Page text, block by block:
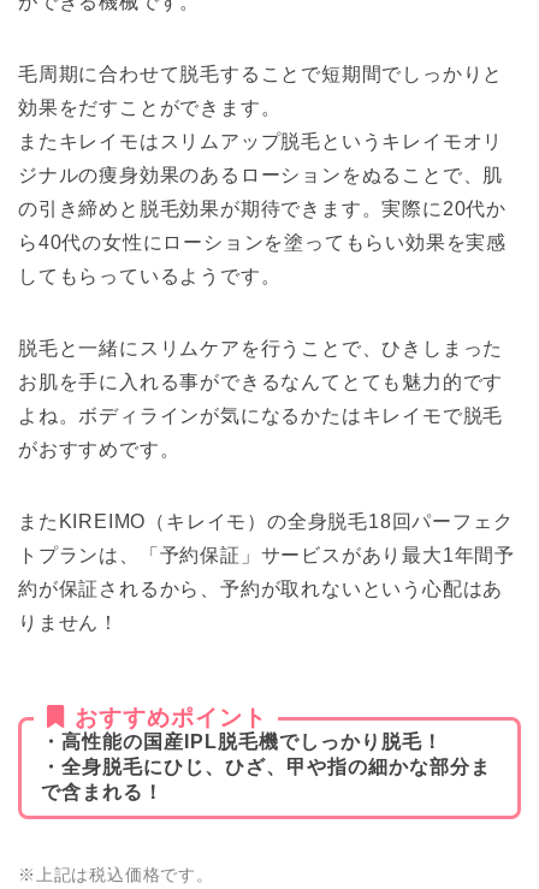
毛周期に合わせて脱毛することで短期間でしっかりと
効果をだすことができます。
またキレイモはスリムアップ脱毛というキレイモオリ
ジナルの痩身効果のあるローションをぬることで、肌
の引き締めと脱毛効果が期待できます。実際に20代か
ら40代の女性にローションを塗ってもらい効果を実感
してもらっているようです。
脱毛と一緒にスリムケアを行うことで、ひきしまった
お肌を手に入れる事ができるなんてとても魅力的です
よね。ボディラインが気になるかたはキレイモで脱毛
がおすすめです。
またKIREIMO（キレイモ）の全身脱毛18回パーフェク
トプランは、「予約保証」サービスがあり最大1年間予
約が保証されるから、予約が取れないという心配はあ
りません！
おすすめポイント
・高性能の国産IPL脱毛機でしっかり脱毛！
・全身脱毛にひじ、ひざ、甲や指の細かな部分ま
で含まれる！
※上記は税込価格です。